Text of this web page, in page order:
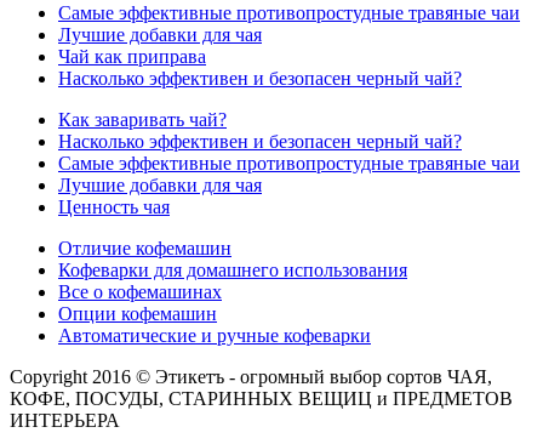
Самые эффективные противопростудные травяные чаи
Лучшие добавки для чая
Чай как приправа
Насколько эффективен и безопасен черный чай?
Как заваривать чай?
Насколько эффективен и безопасен черный чай?
Самые эффективные противопростудные травяные чаи
Лучшие добавки для чая
Ценность чая
Отличие кофемашин
Кофеварки для домашнего использования
Все о кофемашинах
Опции кофемашин
Автоматические и ручные кофеварки
Copyright 2016 © Этикетъ - огромный выбор сортов ЧАЯ,
КОФЕ, ПОСУДЫ, СТАРИННЫХ ВЕЩИЦ и ПРЕДМЕТОВ
ИНТЕРЬЕРА